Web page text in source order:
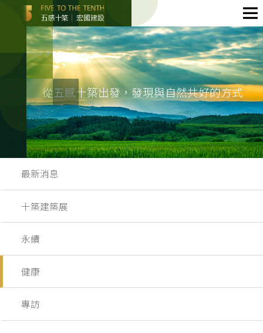
從五感十築出發，發現與自然共好的方式
最新消息
十築建築展
永續
健康
專訪